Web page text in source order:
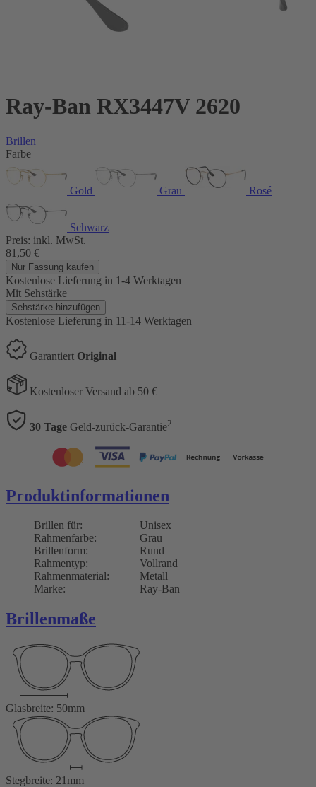
Ray-Ban RX3447V 2620
Brillen
Farbe
Gold Grau Rosé
Schwarz
Preis: inkl. MwSt.
81,50 €
Nur Fassung kaufen
Kostenlose Lieferung in 1-4 Werktagen
Mit Sehstärke
Sehstärke hinzufügen
Kostenlose Lieferung in 11-14 Werktagen
Garantiert Original
Kostenloser Versand ab 50 €
30 Tage Geld-zurück-Garantie2
Produktinformationen
Brillen für:
Unisex
Rahmenfarbe:
Grau
Brillenform:
Rund
Rahmentyp:
Vollrand
Rahmenmaterial:
Metall
Marke:
Ray-Ban
Brillenmaße
Glasbreite: 50mm
Stegbreite: 21mm